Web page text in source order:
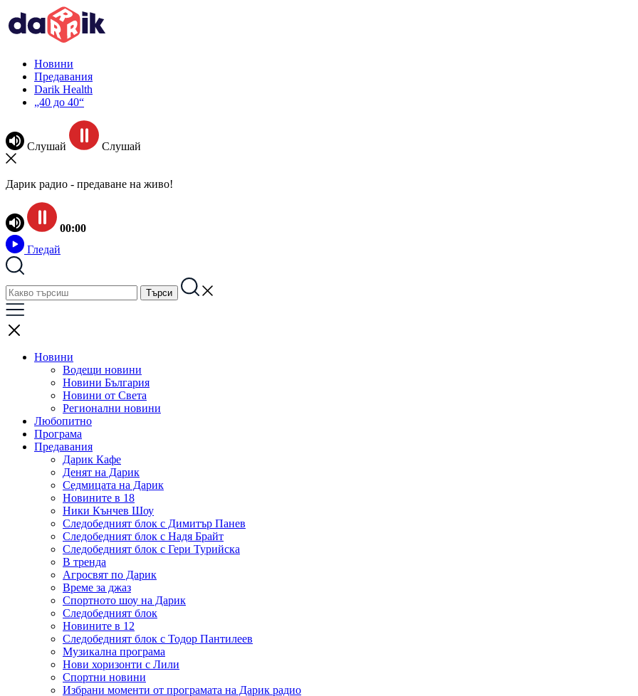
Новини
Предавания
Darik Health
„40 до 40“
Слушай Слушай
Дарик радио - предаване на живо!
00:00
Гледай
Новини
Водещи новини
Новини България
Новини от Света
Регионални новини
Любопитно
Програма
Предавания
Дарик Кафе
Денят на Дарик
Седмицата на Дарик
Новините в 18
Ники Кънчев Шоу
Следобедният блок с Димитър Панев
Следобедният блок с Надя Брайт
Следобедният блок с Гери Турийска
В тренда
Агросвят по Дарик
Време за джаз
Спортното шоу на Дарик
Следобедният блок
Новините в 12
Следобедният блок с Тодор Пантилеев
Музикална програма
Нови хоризонти с Лили
Спортни новини
Избрани моменти от програмата на Дарик радио